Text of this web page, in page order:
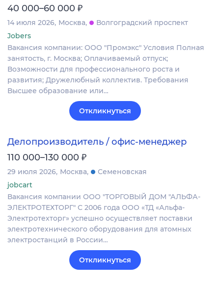
40 000–60 000 ₽
14 июля 2026 Москва
Волгоградский проспект
Jobers
Вакансия компании: ООО "Промэкс" Условия Полная
занятость, г. Москва; Оплачиваемый отпуск;
Возможности для профессионального роста и
развития; Дружелюбный коллектив. Требования
Высшее образование или…
Откликнуться
Делопроизводитель / офис-менеджер
110 000–130 000 ₽
29 июля 2026 Москва
Семеновская
jobcart
Вакансия компании ООО "ТОРГОВЫЙ ДОМ "АЛЬФА-
ЭЛЕКТРОТЕХТОРГ" С 2006 года ООО «ТД «Альфа-
Электротехторг» успешно осуществляет поставки
электротехнического оборудования для атомных
электростанций в России…
Откликнуться